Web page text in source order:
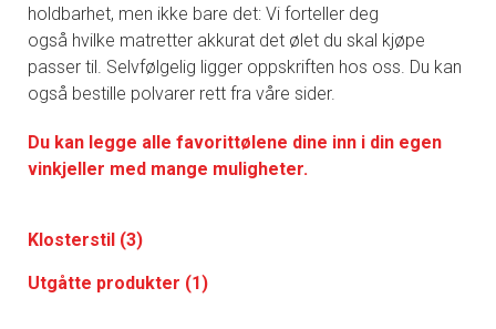
holdbarhet, men ikke bare det: Vi forteller deg
også hvilke matretter akkurat det ølet du skal kjøpe
passer til. Selvfølgelig ligger oppskriften hos oss. Du kan
også bestille polvarer rett fra våre sider.
Du kan legge alle favorittølene dine inn i din egen
vinkjeller med mange muligheter.
Klosterstil (3)
Utgåtte produkter (1)